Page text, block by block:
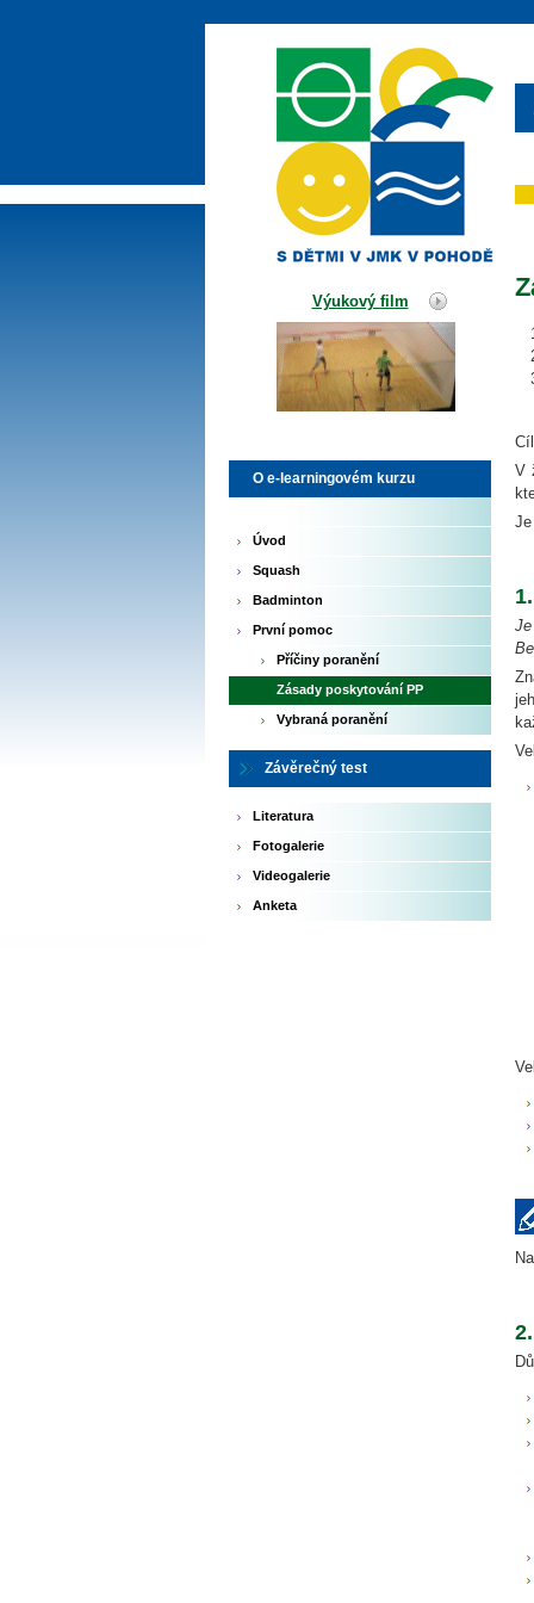
Výukový film
O e-learningovém kurzu
Úvod
Squash
Badminton
První pomoc
Příčiny poranění
Zásady poskytování PP
Vybraná poranění
Závěrečný test
Literatura
Fotogalerie
Videogalerie
Anketa
V